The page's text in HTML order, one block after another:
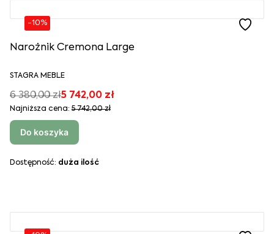
-10%
Narożnik Cremona Large
STAGRA MEBLE
6 380,00 zł5 742,00 zł
Najniższa cena: 5 742,00 zł
Do koszyka
Dostępność: duża ilość